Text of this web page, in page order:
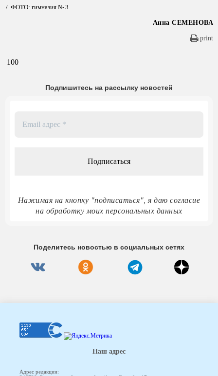
/ ФОТО: гимназия № 3
Анна СЕМЕНОВА
print
100
Подпишитесь на рассылку новостей
Нажимая на кнопку "подписаться", я даю согласие
на обработку моих персональных данных
Поделитесь новостью в социальных сетях
Наш адрес
Адрес редакции: